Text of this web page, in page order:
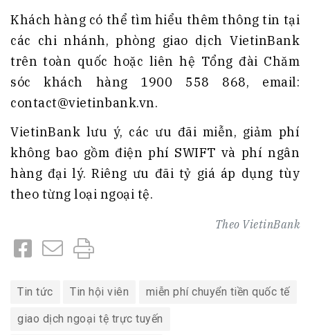
Khách hàng có thể tìm hiểu thêm thông tin tại
các chi nhánh, phòng giao dịch VietinBank
trên toàn quốc hoặc liên hệ Tổng đài Chăm
sóc khách hàng 1900 558 868, email:
contact@vietinbank.vn.
VietinBank lưu ý, các ưu đãi miễn, giảm phí
không bao gồm điện phí SWIFT và phí ngân
hàng đại lý. Riêng ưu đãi tỷ giá áp dụng tùy
theo từng loại ngoại tệ.
Theo VietinBank
Tin tức Tin hội viên miễn phí chuyển tiền quốc tế
giao dịch ngoại tệ trực tuyến